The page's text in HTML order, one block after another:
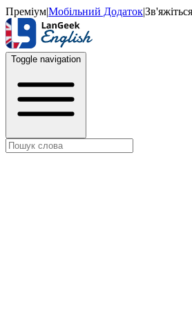
Преміум|Мобільний Додаток|
Toggle navigation